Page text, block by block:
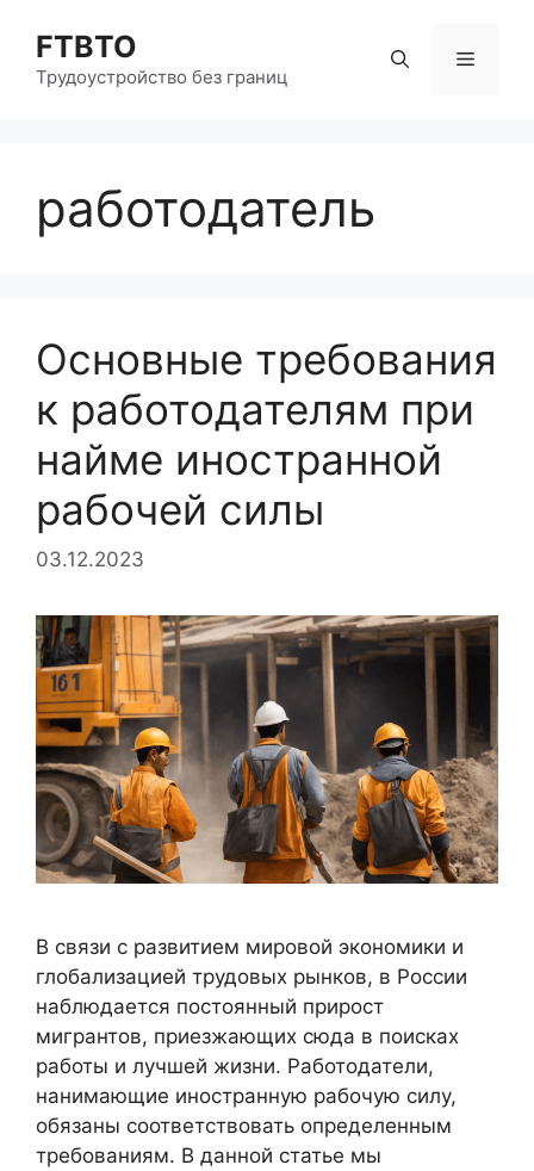
содержимому
FTBTO
Трудоустройство без границ
Меню
работодатель
Основные требования
к работодателям при
найме иностранной
рабочей силы
03.12.2023
В связи с развитием мировой экономики и
глобализацией трудовых рынков, в России
наблюдается постоянный прирост
мигрантов, приезжающих сюда в поисках
работы и лучшей жизни. Работодатели,
нанимающие иностранную рабочую силу,
обязаны соответствовать определенным
требованиям. В данной статье мы